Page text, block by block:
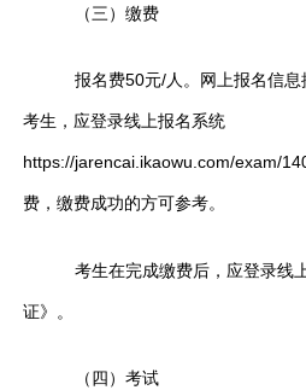
（三）缴费
报名费50元/人。网上报名信
考生，应登录线上报名系统
https://jarencai.ikaowu.com/exam/
费，缴费成功的方可参考。
考生在完成缴费后，应登录线
证》。
（四）考试